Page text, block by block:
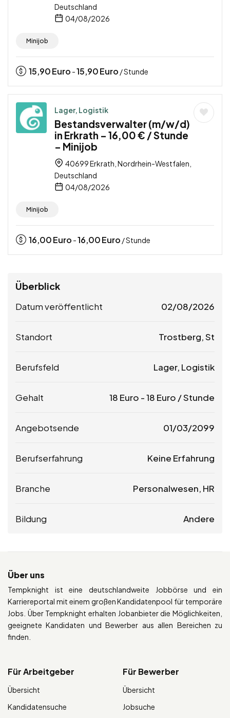
Deutschland
04/08/2026
Minijob
15,90Euro -15,90Euro / Stunde
Lager, Logistik
Bestandsverwalter (m/w/d)
in Erkrath – 16,00 € / Stunde
– Minijob
40699 Erkrath, Nordrhein-Westfalen,
Deutschland
04/08/2026
Minijob
16,00Euro -16,00Euro / Stunde
Überblick
Datum veröffentlicht 02/08/2026
Standort Trostberg, St
Berufsfeld Lager, Logistik
Gehalt 18 Euro -18 Euro / Stunde
Angebotsende 01/03/2099
Berufserfahrung Keine Erfahrung
Branche Personalwesen, HR
Bildung Andere
Über uns
Tempknight ist eine deutschlandweite Jobbörse und ein
Karriereportal mit einem großen Kandidatenpool für temporäre
Jobs. Über Tempknight erhalten Jobanbieter die Möglichkeiten,
geeignete Kandidaten und Bewerber aus allen Bereichen zu
finden.
Für Arbeitgeber
Übersicht
Kandidatensuche
Für Bewerber
Übersicht
Jobsuche